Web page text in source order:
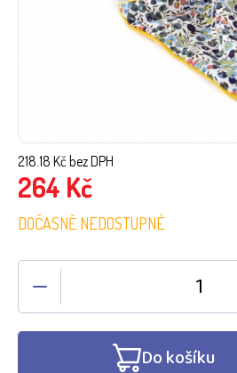
218.18 Kč bez DPH
264 Kč
DOČASNĚ NEDOSTUPNÉ
Do košíku